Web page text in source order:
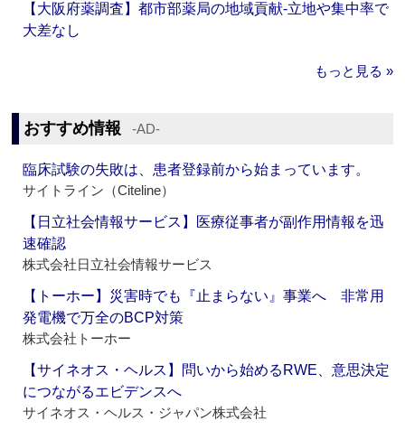
【大阪府薬調査】都市部薬局の地域貢献‐立地や集中率で
大差なし
もっと見る »
おすすめ情報 ‐AD‐
臨床試験の失敗は、患者登録前から始まっています。
サイトライン（Citeline）
【日立社会情報サービス】医療従事者が副作用情報を迅
速確認
株式会社日立社会情報サービス
【トーホー】災害時でも『止まらない』事業へ 非常用
発電機で万全のBCP対策
株式会社トーホー
【サイネオス・ヘルス】問いから始めるRWE、意思決定
につながるエビデンスへ
サイネオス・ヘルス・ジャパン株式会社